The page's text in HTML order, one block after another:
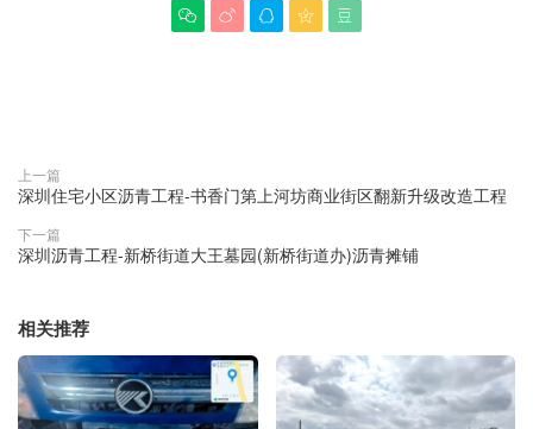
    
上一篇
深圳住宅小区沥青工程-书香门第上河坊商业街区翻新升级改造工程
下一篇
深圳沥青工程-新桥街道大王墓园(新桥街道办)沥青摊铺
相关推荐